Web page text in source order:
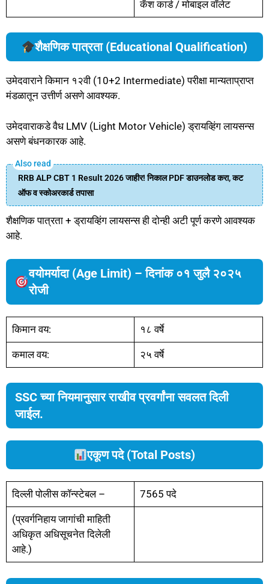
कॅश कार्ड / मोबाइल वॉलेट
शैक्षणिक पात्रता (Educational Qualification)
उमेदवाराने किमान १२वी (10+2 Intermediate) परीक्षा मान्यताप्राप्त
मंडळातून उत्तीर्ण असणे आवश्यक.
उमेदवाराकडे वैध LMV (Light Motor Vehicle) ड्रायव्हिंग लायसन्स
असणे बंधनकारक आहे.
RRB ALP CBT 1 Result 2026 जाहीर! निकाल PDF डाउनलोड करा, कट
ऑफ व स्कोअरकार्ड तपासा
शैक्षणिक पात्रता + ड्रायव्हिंग लायसन्स ही दोन्ही अटी पूर्ण करणे आवश्यक
आहे.
वयोमर्यादा (Age Limit) – दिनांक ०१ जुलै २०२५
रोजी
किमान वय: १८ वर्षे
कमाल वय: २५ वर्षे
SSC च्या नियमानुसार राखीव प्रवर्गांना सवलत दिली
जाईल.
एकूण पदे (Total Posts)
दिल्ली पोलीस कॉन्स्टेबल – 7565 पदे
(प्रवर्गनिहाय जागांची माहिती
अधिकृत अधिसूचनेत दिलेली
आहे.)